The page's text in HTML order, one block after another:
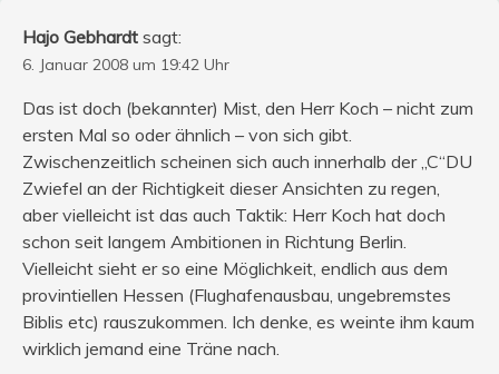
Hajo Gebhardt sagt:
6. Januar 2008 um 19:42 Uhr
Das ist doch (bekannter) Mist, den Herr Koch – nicht zum
ersten Mal so oder ähnlich – von sich gibt.
Zwischenzeitlich scheinen sich auch innerhalb der „C“DU
Zwiefel an der Richtigkeit dieser Ansichten zu regen,
aber vielleicht ist das auch Taktik: Herr Koch hat doch
schon seit langem Ambitionen in Richtung Berlin.
Vielleicht sieht er so eine Möglichkeit, endlich aus dem
provintiellen Hessen (Flughafenausbau, ungebremstes
Biblis etc) rauszukommen. Ich denke, es weinte ihm kaum
wirklich jemand eine Träne nach.